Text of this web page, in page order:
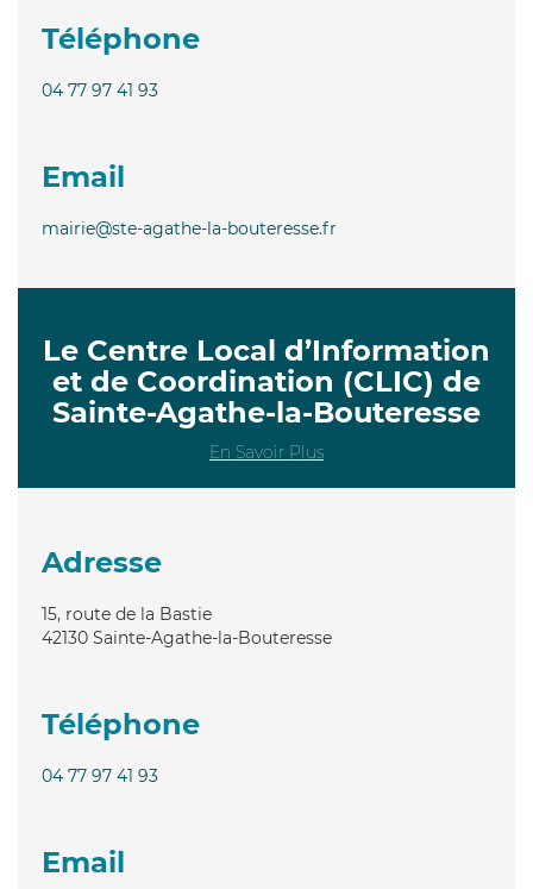
Téléphone
04 77 97 41 93
Email
mairie@ste-agathe-la-bouteresse.fr
Le Centre Local d’Information
et de Coordination (CLIC) de
Sainte-Agathe-la-Bouteresse
En Savoir Plus
Adresse
15, route de la Bastie
42130 Sainte-Agathe-la-Bouteresse
Téléphone
04 77 97 41 93
Email